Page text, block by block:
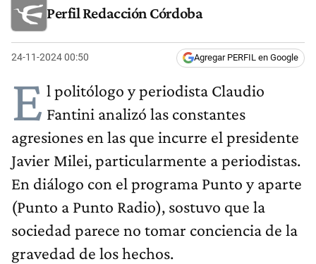
Perfil Redacción Córdoba
24-11-2024 00:50 Agregar PERFIL en Google
E l politólogo y periodista Claudio
Fantini analizó las constantes
agresiones en las que incurre el presidente
Javier Milei, particularmente a periodistas.
En diálogo con el programa Punto y aparte
(Punto a Punto Radio), sostuvo que la
sociedad parece no tomar conciencia de la
gravedad de los hechos.